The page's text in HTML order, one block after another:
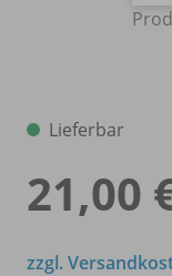
Lieferbar
21,00
zzgl.